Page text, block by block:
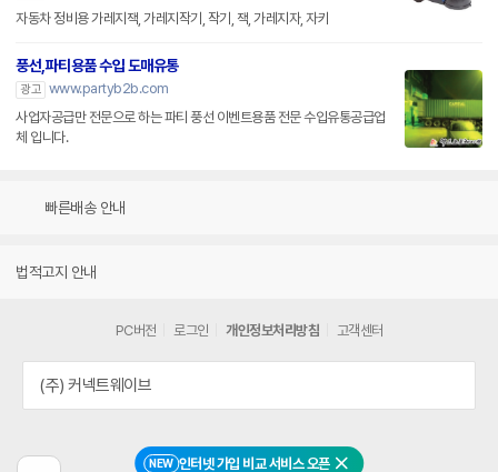
NEW 인터넷 가입 비교 서비스 오픈
자동차 정비용 가레지잭, 가레지작기, 작기, 잭, 가레지자, 자키
풍선,파티용품 수입 도매유통
광고 www.partyb2b.com
사업자공급만 전문으로 하는 파티 풍선 이벤트용품 전문 수입유통공급업
체 입니다.
빠른배송 안내
법적고지 안내
PC버전 로그인 개인정보처리방침 고객센터
(주) 커넥트웨이브